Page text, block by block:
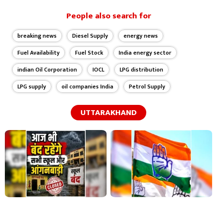
People also search for
breaking news Diesel Supply
energy news
Fuel Availability
Fuel Stock
India energy sector
indian Oil Corporation
IOCL
LPG distribution
LPG supply
oil companies India Petrol Supply
UTTARAKHAND